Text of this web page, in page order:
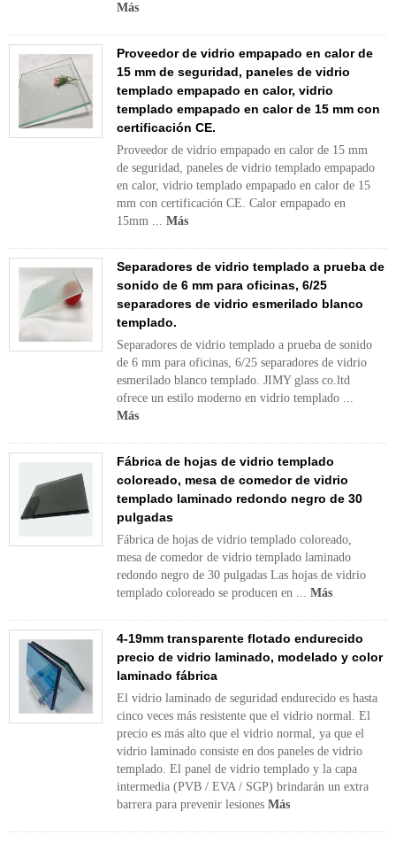
Más
Proveedor de vidrio empapado en calor de
15 mm de seguridad, paneles de vidrio
templado empapado en calor, vidrio
templado empapado en calor de 15 mm con
certificación CE.
Proveedor de vidrio empapado en calor de 15 mm
de seguridad, paneles de vidrio templado empapado
en calor, vidrio templado empapado en calor de 15
mm con certificación CE. Calor empapado en
15mm ... Más
Separadores de vidrio templado a prueba de
sonido de 6 mm para oficinas, 6/25
separadores de vidrio esmerilado blanco
templado.
Separadores de vidrio templado a prueba de sonido
de 6 mm para oficinas, 6/25 separadores de vidrio
esmerilado blanco templado. JIMY glass co.ltd
ofrece un estilo moderno en vidrio templado ...
Más
Fábrica de hojas de vidrio templado
coloreado, mesa de comedor de vidrio
templado laminado redondo negro de 30
pulgadas
Fábrica de hojas de vidrio templado coloreado,
mesa de comedor de vidrio templado laminado
redondo negro de 30 pulgadas Las hojas de vidrio
templado coloreado se producen en ... Más
4-19mm transparente flotado endurecido
precio de vidrio laminado, modelado y color
laminado fábrica
El vidrio laminado de seguridad endurecido es hasta
cinco veces más resistente que el vidrio normal. El
precio es más alto que el vidrio normal, ya que el
vidrio laminado consiste en dos paneles de vidrio
templado. El panel de vidrio templado y la capa
intermedia (PVB / EVA / SGP) brindarán un extra
barrera para prevenir lesiones Más